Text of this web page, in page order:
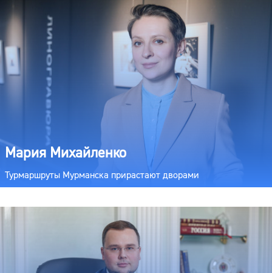
Мария Михайленко
Турмаршруты Мурманска прирастают дворами